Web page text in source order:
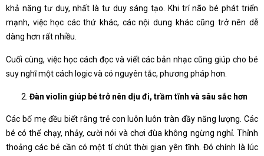
khả năng tư duy, nhất là tư duy sáng tạo. Khi trí não bé phát triển
mạnh, việc học các thứ khác, các nội dung khác cũng trở nên dễ
dàng hơn rất nhiều.
Cuối cùng, việc học cách đọc và viết các bản nhạc cũng giúp cho bé
suy nghĩ một cách logic và có nguyên tắc, phương pháp hơn.
Đàn violin giúp bé trở nên dịu đi, trầm tĩnh và sâu sắc hơn
Các bố mẹ đều biết rằng trẻ con luôn luôn tràn đầy năng lượng. Các
bé có thể chạy, nhảy, cười nói và chơi đùa không ngừng nghỉ. Thỉnh
thoảng các bé cần có một tí chút thời gian yên tĩnh. Đó chính là lúc